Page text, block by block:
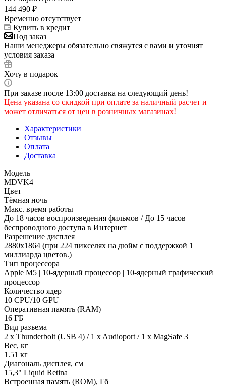
144 490 ₽
Временно отсутствует
Купить в кредит
Под заказ
Наши менеджеры обязательно свяжутся с вами и уточнят
условия заказа
Хочу в подарок
При заказе после 13:00 доставка на следующий день!
Цена указана со скидкой при оплате за наличный расчет и
может отличаться от цен в розничных магазинах!
Характеристики
Отзывы
Оплата
Доставка
Модель
MDVK4
Цвет
Тёмная ночь
Макс. время работы
До 18 часов воспроизведения фильмов / До 15 часов
беспроводного доступа в Интернет
Разрешение дисплея
2880x1864 (при 224 пикселях на дюйм с поддержкой 1
миллиарда цветов.)
Тип процессора
Apple M5 | 10-ядерный процессор | 10-ядерный графический
процессор
Количество ядер
10 CPU/10 GPU
Оперативная память (RAM)
16 ГБ
Вид разъема
2 x Thunderbolt (USB 4) / 1 x Audioport / 1 x MagSafe 3
Вес, кг
1.51 кг
Диагональ дисплея, см
15,3" Liquid Retina
Встроенная память (ROM), Гб